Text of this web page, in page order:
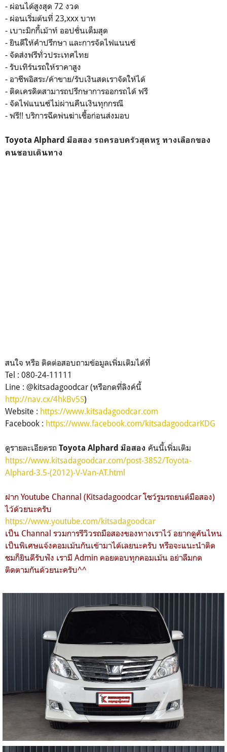
- ผ่อนได้สูงสุด 72 งวด
- ผ่อนเริ่มต้นที่ 23,xxx บาท
- เบาะมิกกี้เม้าท์ ออปชั่นเต็มสุด
- ยินดีให้คำปรึกษา และการจัดไฟแนนซ์
- จัดส่งฟรีทั่วประเทศไทย
- รับเทิร์นรถให้ราคาสูง
- อาชีพอิสระ/ค้าขาย/รับเงินสดเราจัดให้ได้
- ติดเครดิตสามารถปรึกษาการออกรถได้ ฟรี
- จัดไฟแนนซ์ไม่ผ่านคืนเงินทุกกรณี
- ฟรี!! บริการฉีดพ่นฆ่าเชื้อก่อนส่งมอบ
Toyota Alphard มือสอง รถครอบครัวสุดหรู ทางเลือกของ
คนชอบเดินทาง
สนใจ หรือ ติดต่อสอบถามข้อมูลเพิ่มเติมได้ที่
Tel : 080-24-11111
Line : @kitsadagoodcar (หรือกดที่ลิงค์นี้
http://nav.cx/4hkBv5S)
Website : https://www.kitsadagoodcar.com
Facebook : https://www.facebook.com/kitsadagoodcarKDG
ดูรายละเอียดรถ Toyota Alphard มือสอง คันนี้เพิ่มเติม
https://www.kitsadagoodcar.com/post-3852/Toyota-
Alphard-3.5-(2012)-V-Van-AT.html
ฝาก Youtube Channal (Kitsadagoodcar โชว์รูมรถยนต์มือสอง)
ไว้ด้วยนะครับ
https://www.youtube.com/kitsadagoodcar
เป็น Channal รวมการรีวิวรถมือสองของทางเราไว้ อยากดูคันไหน
เป็นพิเศษแจ้งคอมเม้นกันเข้ามาได้เลยนะครับ หรือจะแนะนำติด
ชมก็ยินดีรับฟัง เรามี Admin คอยตอบทุกคอมเม้น อย่าลืมกด
ติดตามกันด้วยนะครับ^^